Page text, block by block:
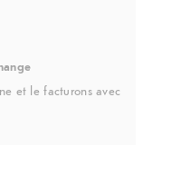
et le facturons avec